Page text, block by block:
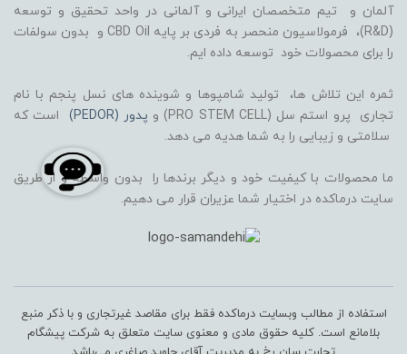
آلمان و تیم متخصصان ایرانی و آلمانی در واحد تحقیق و توسعه
(R&D)، فرمولاسیون منحصر به فردی بر پایه CBD Oil و بدون سولفات
را برای محصولات خود توسعه داده ایم.
ثمره این تلاش ها، تولید شامپوها و شوینده های نسل پنجم با نام
تجاری پرو استم سل (PRO STEM CELL) و
پدور (PEDOR)
است که
سلامتی و زیبایی را به شما هدیه می دهد.
ما محصولات با کیفیت خود و دیگر برندها را بدون واسطه و از طریق
سایت درماکده در اختیار شما عزیران قرار می دهیم.
استفاده از مطالب وبسایت درماکده فقط برای مقاصد غیرتجاری و با ذکر منبع
بلامانع است. کلیه حقوق مادی و معنوی سایت متعلق به شرکت پیشگام